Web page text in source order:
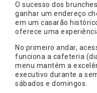
O sucesso dos
ganhar um endereço
em um casarão
oferece uma
No primeiro andar,
funciona a cafeteria
menu mantém a
executivo durante a
sábados e domingos.